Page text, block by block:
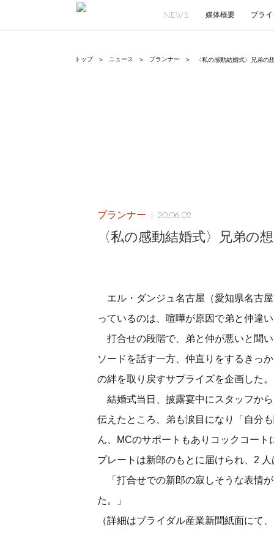
NEWS 媒体概要 ブラ
トップ ニュース プランナー 〈私の感動結婚式〉兄弟の
プランナー 20.06.02
〈私の感動結婚式〉兄弟の
エル・ダンジュ名古屋（愛知県名古
っているのは、喧嘩が原因で弟と仲
打合せの段階で、弟と仲が悪いと聞
ソードを話す一方、仲直りをするきっ
の絆を取り戻すサプライズを企画し
結婚式当日、披露宴中にスタッフか
伝えたところ、弟も涙目になり「自分
ん、MCのサポートもありコックコー
プレートは新郎のもとに届けられ、2
「打合せでの新郎の寂しそうな表情
た。」
（詳細はブライダル産業新聞紙面にて